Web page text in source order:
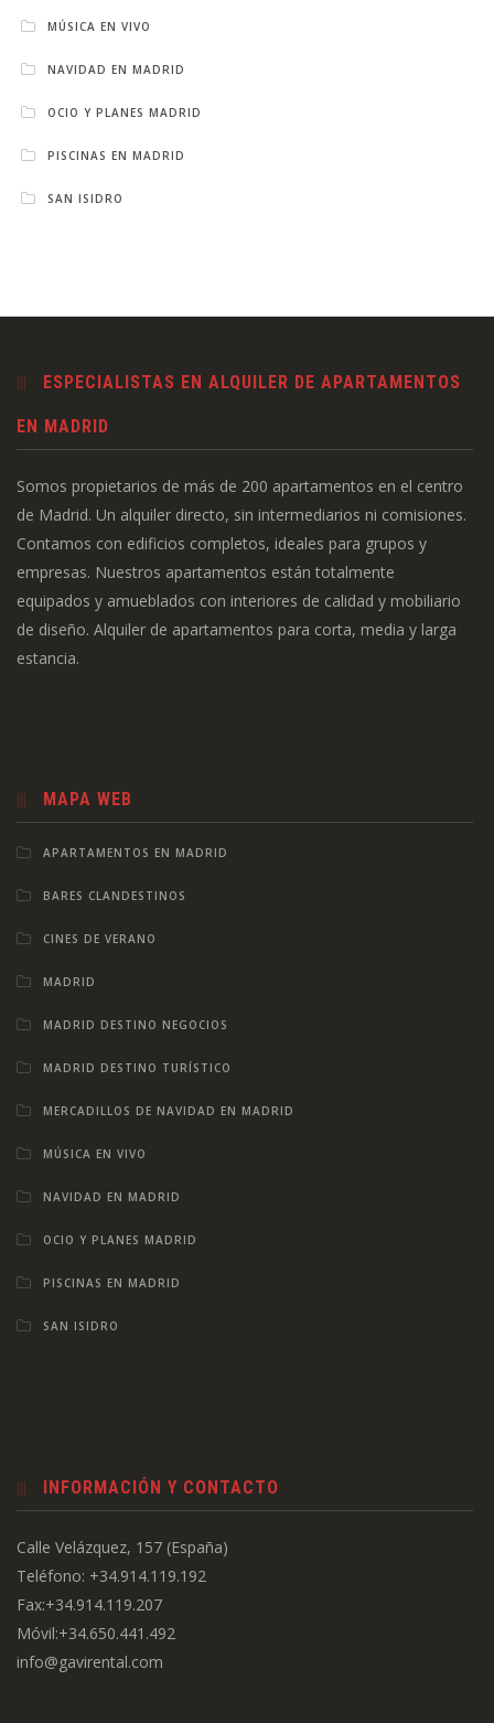
MÚSICA EN VIVO
NAVIDAD EN MADRID
OCIO Y PLANES MADRID
PISCINAS EN MADRID
SAN ISIDRO
ESPECIALISTAS EN ALQUILER DE APARTAMENTOS
EN MADRID
Somos propietarios de más de 200 apartamentos en el centro
de Madrid. Un alquiler directo, sin intermediarios ni comisiones.
Contamos con edificios completos, ideales para grupos y
empresas. Nuestros apartamentos están totalmente
equipados y amueblados con interiores de calidad y mobiliario
de diseño. Alquiler de apartamentos para corta, media y larga
estancia.
MAPA WEB
APARTAMENTOS EN MADRID
BARES CLANDESTINOS
CINES DE VERANO
MADRID
MADRID DESTINO NEGOCIOS
MADRID DESTINO TURÍSTICO
MERCADILLOS DE NAVIDAD EN MADRID
MÚSICA EN VIVO
NAVIDAD EN MADRID
OCIO Y PLANES MADRID
PISCINAS EN MADRID
SAN ISIDRO
INFORMACIÓN Y CONTACTO
Calle Velázquez, 157 (España)
Teléfono: +34.914.119.192
Fax:+34.914.119.207
Móvil:+34.650.441.492
info@gavirental.com